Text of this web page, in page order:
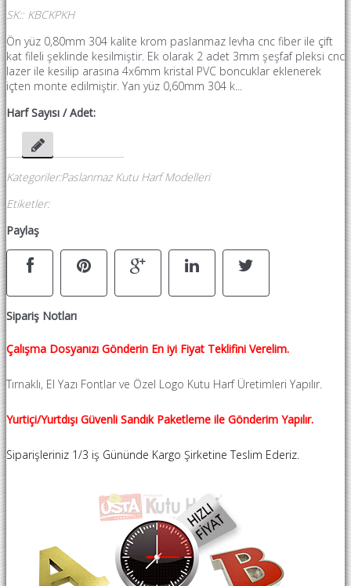
SK:: KBCKPKH
Ön yüz 0,80mm 304 kalite krom paslanmaz levha cnc fiber ile çift
kat fileli şeklinde kesilmiştir. Ek olarak 2 adet 3mm şeşfaf pleksi cnc
lazer ile kesilip arasına 4x6mm kristal PVC boncuklar eklenerek
içten monte edilmiştir. Yan yüz 0,60mm 304 k...
Harf Sayısı / Adet:
Kategoriler:Paslanmaz Kutu Harf Modelleri
Etiketler:
Paylaş
Sipariş Notları
Çalışma Dosyanızı Gönderin En iyi Fiyat Teklifini Verelim.
Tırnaklı, El Yazı Fontlar ve Özel Logo Kutu Harf Üretimleri Yapılır.
Yurtiçi/Yurtdışı Güvenli Sandık Paketleme ile Gönderim Yapılır.
Siparişleriniz 1/3 iş Gününde Kargo Şirketine Teslim Ederiz.